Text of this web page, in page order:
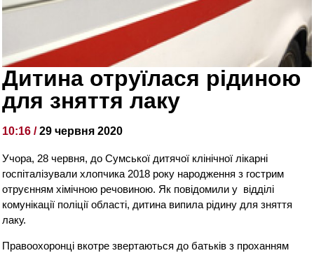
Дитина отруїлася рідиною
для зняття лаку
10:16 /29 червня 2020
Учора, 28 червня, до Сумської дитячої клінічної лікарні
госпіталізували хлопчика 2018 року народження з гострим
отруєнням хімічною речовиною. Як повідомили у відділі
комунікації поліції області, дитина випила рідину для зняття
лаку.
Правоохоронці вкотре звертаються до батьків з проханням